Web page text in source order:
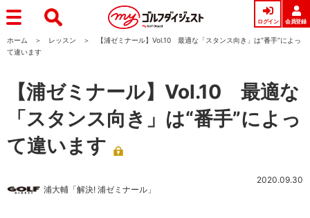
ログイン 会員登録
ホーム レッスン
【浦ゼミナール】Vol.10 最適な「スタンス向き」は“番手”によっ
て違います
【浦ゼミナール】Vol.10 最適な
「スタンス向き」は“番手”によっ
て違います
浦大輔「解決! 浦ゼミナール」
2020.09.30